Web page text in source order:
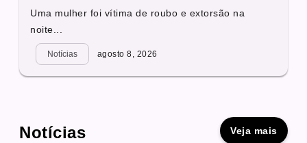
Uma mulher foi vítima de roubo e extorsão na
noite...
Notícias agosto 8, 2026
Notícias Veja mais